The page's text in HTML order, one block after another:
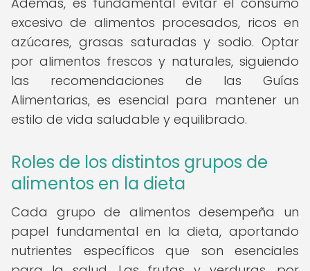
excesivo de alimentos procesados, ricos en
azúcares, grasas saturadas y sodio. Optar
por alimentos frescos y naturales, siguiendo
las recomendaciones de las Guías
Alimentarias, es esencial para mantener un
estilo de vida saludable y equilibrado.
Roles de los distintos grupos de
alimentos en la dieta
Cada grupo de alimentos desempeña un
papel fundamental en la dieta, aportando
nutrientes específicos que son esenciales